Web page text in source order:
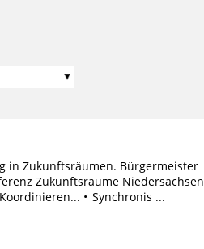
in Zukunftsräumen. Bürgermeister
Zukunftsräume Niedersachsen
• Synchronis ...